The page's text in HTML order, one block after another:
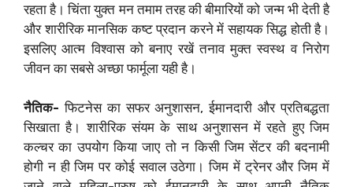
रहता है। चिंता युक्त मन तमाम तरह की बीमारियों को जन्म भी देती है
और शारीरिक मानसिक कष्ट प्रदान करने में सहायक सिद्ध होती है।
इसलिए आत्म विश्वास को बनाए रखें तनाव मुक्त स्वस्थ व निरोग
जीवन का सबसे अच्छा फार्मूला यही है।
नैतिक- फिटनेस का सफर अनुशासन, ईमानदारी और प्रतिबद्धता
सिखाता है। शारीरिक संयम के साथ अनुशासन में रहते हुए जिम
कल्चर का उपयोग किया जाए तो न किसी जिम सेंटर की बदनामी
होगी न ही जिम पर कोई सवाल उठेगा। जिम में ट्रेनर और जिम में